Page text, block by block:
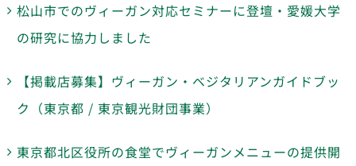
松山市でのヴィーガン対応セミナーに登壇・愛媛大学
の研究に協力しました
【掲載店募集】ヴィーガン・ベジタリアンガイドブッ
ク（東京都 / 東京観光財団事業）
東京都北区役所の食堂でヴィーガンメニューの提供開